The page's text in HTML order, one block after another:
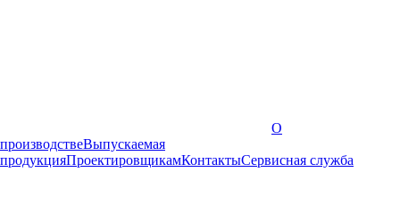
О
производствеВыпускаемая
продукцияПроектировщикамКонтактыCервисная служба